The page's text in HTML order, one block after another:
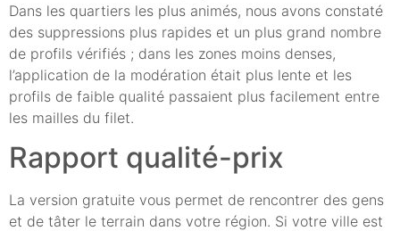
Dans les quartiers les plus animés, nous avons constaté
des suppressions plus rapides et un plus grand nombre
de profils vérifiés ; dans les zones moins denses,
l’application de la modération était plus lente et les
profils de faible qualité passaient plus facilement entre
les mailles du filet.
Rapport qualité-prix
La version gratuite vous permet de rencontrer des gens
et de tâter le terrain dans votre région. Si votre ville est